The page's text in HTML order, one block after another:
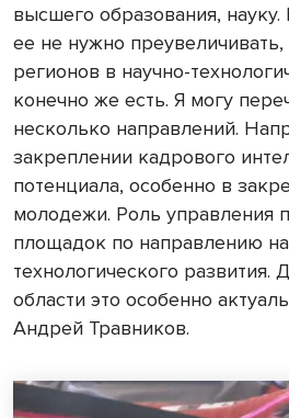
высшего образования,
ее не нужно
регионов в научно-
конечно же есть. Я могу
несколько направлений.
закреплении кадрового
потенциала, особенно в
молодежи. Роль управления
площадок по направлению
технологического развития.
области это особенно
Андрей Травников.